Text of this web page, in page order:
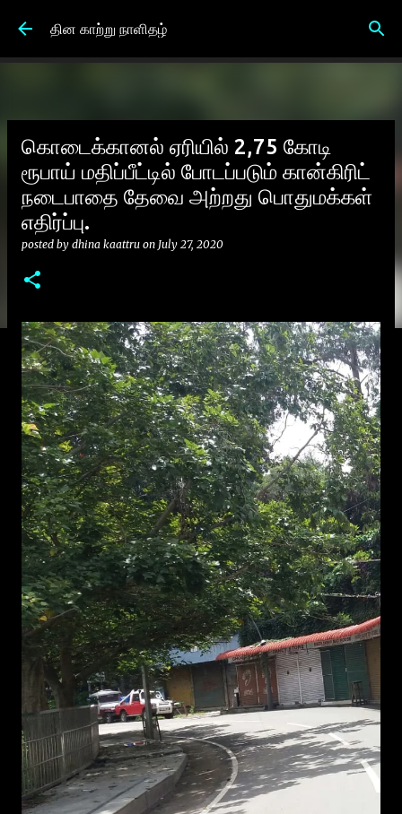
Skip to main content
தின காற்று நாளிதழ்
கொடைக்கானல் ஏரியில் 2,75 கோடி
ரூபாய் மதிப்பீட்டில் போடப்படும் கான்கிரிட்
நடைபாதை தேவை அற்றது பொதுமக்கள்
எதிர்ப்பு.
posted by dhina kaattru on July 27, 2020